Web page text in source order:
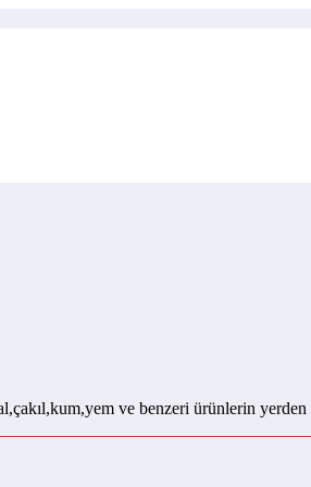
ve benzeri ürünlerin